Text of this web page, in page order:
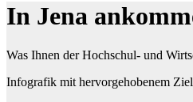
In Jena
Was Ihnen der Hochschul- und
Infografik mit hervorgehobenem